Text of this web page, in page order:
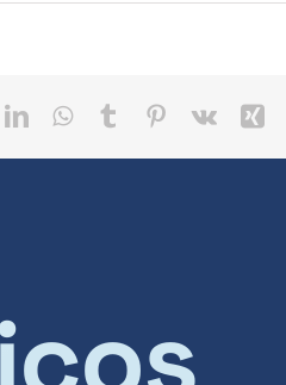
LinkedInWhatsApp
TumblrPinterest
Vk